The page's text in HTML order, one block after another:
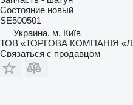
Состояние новый
SE500501
Украина, м. Київ
ТОВ «ТОРГОВА КОМПАНІЯ
Связаться с продавцом